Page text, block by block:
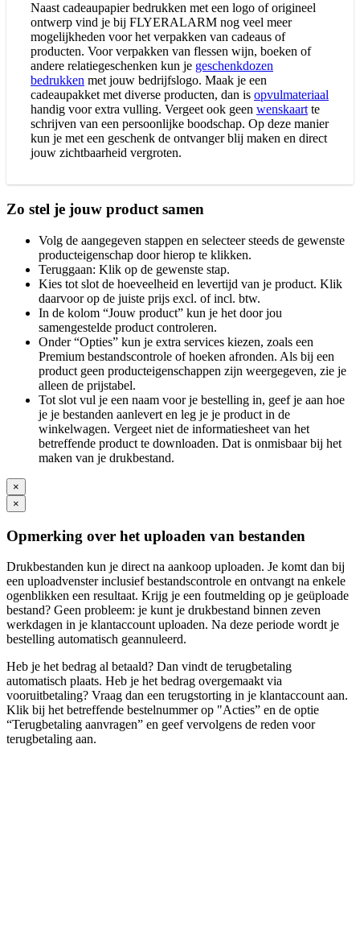
Naast cadeaupapier bedrukken met een logo of origineel
ontwerp vind je bij FLYERALARM nog veel meer
mogelijkheden voor het verpakken van cadeaus of
producten. Voor verpakken van flessen wijn, boeken of
andere relatiegeschenken kun je geschenkdozen
bedrukken met jouw bedrijfslogo. Maak je een
cadeaupakket met diverse producten, dan is opvulmateriaal
handig voor extra vulling. Vergeet ook geen wenskaart te
schrijven van een persoonlijke boodschap. Op deze manier
kun je met een geschenk de ontvanger blij maken en direct
jouw zichtbaarheid vergroten.
Zo stel je jouw product samen
Volg de aangegeven stappen en selecteer steeds de gewenste
producteigenschap door hierop te klikken.
Teruggaan: Klik op de gewenste stap.
Kies tot slot de hoeveelheid en levertijd van je product. Klik
daarvoor op de juiste prijs excl. of incl. btw.
In de kolom “Jouw product” kun je het door jou
samengestelde product controleren.
Onder “Opties” kun je extra services kiezen, zoals een
Premium bestandscontrole of hoeken afronden. Als bij een
product geen producteigenschappen zijn weergegeven, zie je
alleen de prijstabel.
Tot slot vul je een naam voor je bestelling in, geef je aan hoe
je je bestanden aanlevert en leg je je product in de
winkelwagen. Vergeet niet de informatiesheet van het
betreffende product te downloaden. Dat is onmisbaar bij het
maken van je drukbestand.
×
×
Opmerking over het uploaden van bestanden
Drukbestanden kun je direct na aankoop uploaden. Je komt dan bij
een uploadvenster inclusief bestandscontrole en ontvangt na enkele
ogenblikken een resultaat. Krijg je een foutmelding op je geüploade
bestand? Geen probleem: je kunt je drukbestand binnen zeven
werkdagen in je klantaccount uploaden. Na deze periode wordt je
bestelling automatisch geannuleerd.
Heb je het bedrag al betaald? Dan vindt de terugbetaling
automatisch plaats. Heb je het bedrag overgemaakt via
vooruitbetaling? Vraag dan een terugstorting in je klantaccount aan.
Klik bij het betreffende bestelnummer op "Acties” en de optie
“Terugbetaling aanvragen” en geef vervolgens de reden voor
terugbetaling aan.